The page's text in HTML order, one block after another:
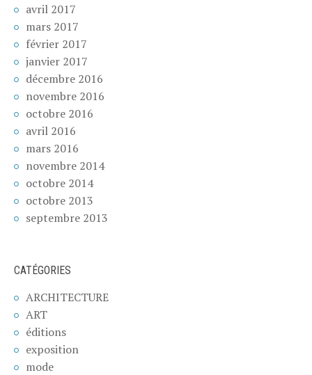
avril 2017
mars 2017
février 2017
janvier 2017
décembre 2016
novembre 2016
octobre 2016
avril 2016
mars 2016
novembre 2014
octobre 2014
octobre 2013
septembre 2013
CATÉGORIES
ARCHITECTURE
ART
éditions
exposition
mode